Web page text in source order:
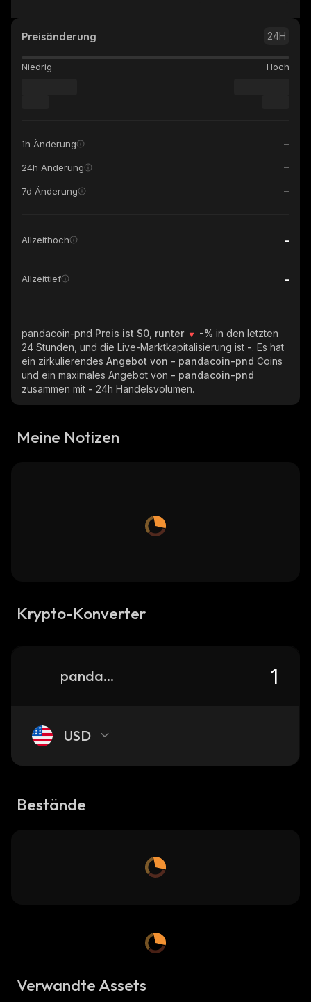
Preisänderung 24H
Niedrig Hoch
1h Änderung
24h Änderung
7d Änderung
Allzeithoch -
-
Allzeittief -
-
pandacoin-pnd Preis ist $0, runter -% in den letzten
24 Stunden, und die Live-Marktkapitalisierung ist -. Es hat
ein zirkulierendes Angebot von - pandacoin-pnd Coins
und ein maximales Angebot von - pandacoin-pnd
zusammen mit - 24h Handelsvolumen.
Meine Notizen
Krypto-Konverter
pandacoin-pnd
USD
Bestände
Verwandte Assets